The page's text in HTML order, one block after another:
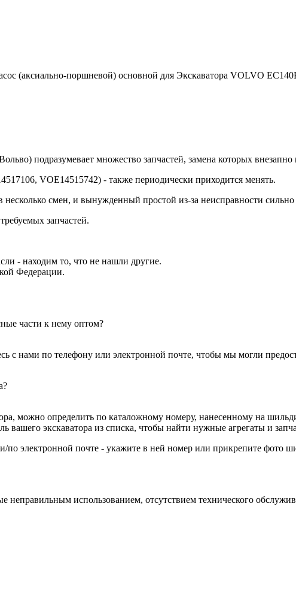
(аксиально-поршневой) основной для Экскаватора VOLVO
подразумевает множество запчастей, замена которых внезапно
VOE14515742) - также периодически приходится менять.
смен, и вынужденный простой из-за неисправности сильно
запчастей.
- находим то, что не нашли другие.
Федерации.
части к нему оптом?
с нами по телефону или электронной почте, чтобы мы могли
можно определить по каталожному номеру, нанесенному на
вашего экскаватора из списка, чтобы найти нужные агрегаты и
по электронной почте - укажите в ней номер или прикрепите фото
неправильным использованием, отсутствием технического